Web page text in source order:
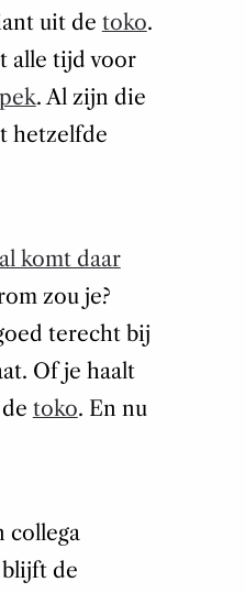
uit de toko.
alle tijd voor
. Al zijn die
hetzelfde
al komt daar
zou je?
terecht bij
Of je haalt
toko. En nu
collega
de